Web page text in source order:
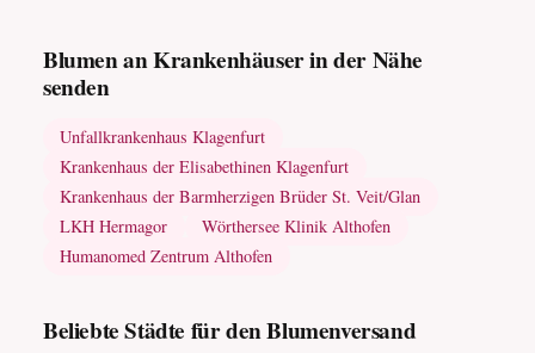
Blumen an Krankenhäuser in der Nähe
senden
Unfallkrankenhaus Klagenfurt
Krankenhaus der Elisabethinen Klagenfurt
Krankenhaus der Barmherzigen Brüder St. Veit/Glan
LKH Hermagor
Wörthersee Klinik Althofen
Humanomed Zentrum Althofen
Beliebte Städte für den Blumenversand